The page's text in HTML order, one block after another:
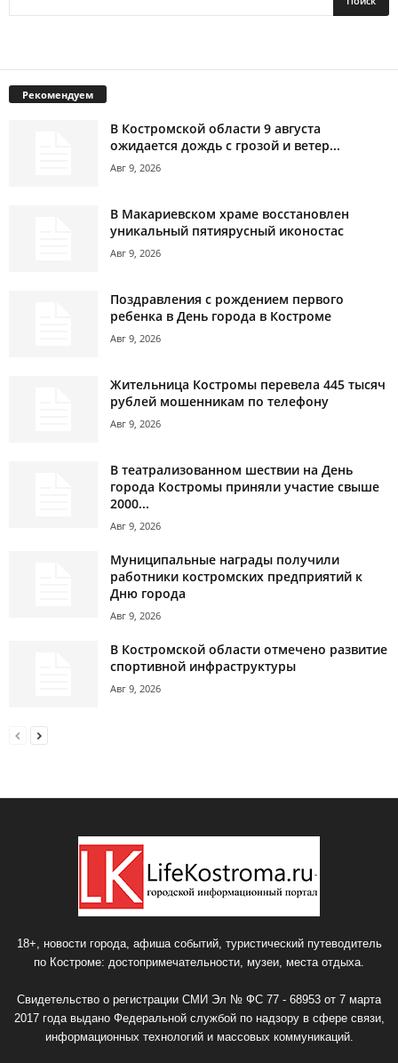
Рекомендуем
В Костромской области 9 августа
ожидается дождь с грозой и ветер...
Авг 9, 2026
В Макариевском храме восстановлен
уникальный пятиярусный иконостас
Авг 9, 2026
Поздравления с рождением первого
ребенка в День города в Костроме
Авг 9, 2026
Жительница Костромы перевела 445 тысяч
рублей мошенникам по телефону
Авг 9, 2026
В театрализованном шествии на День
города Костромы приняли участие свыше
2000...
Авг 9, 2026
Муниципальные награды получили
работники костромских предприятий к
Дню города
Авг 9, 2026
В Костромской области отмечено развитие
спортивной инфраструктуры
Авг 9, 2026
18+, новости города, афиша событий, туристический путеводитель
по Костроме: достопримечательности, музеи, места отдыха.
Свидетельство о регистрации СМИ Эл № ФС 77 - 68953 от 7 марта
2017 года выдано Федеральной службой по надзору в сфере связи,
информационных технологий и массовых коммуникаций.